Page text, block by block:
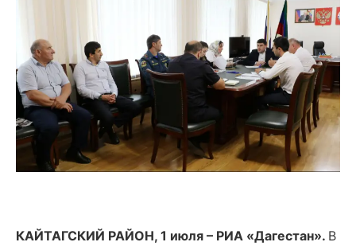
КАЙТАГСКИЙ РАЙОН, 1 июля – РИА «Дагестан». В